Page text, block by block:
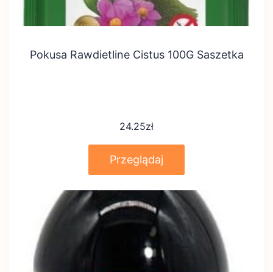
Pokusa Rawdietline Cistus 100G Saszetka
24.25zł
Przeglądaj